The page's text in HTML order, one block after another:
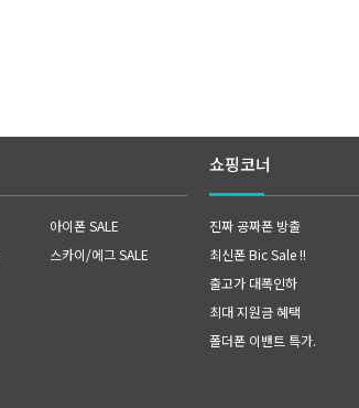
아이폰 SALE
스카이/에그 SALE
쇼핑코너
진짜 공짜폰 방출
최신폰 Bic Sale !!
출고가 대폭인하
최대 지원금 혜택
폴더폰 이밴트 특가.